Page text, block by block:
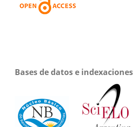
Bases de datos e indexaciones